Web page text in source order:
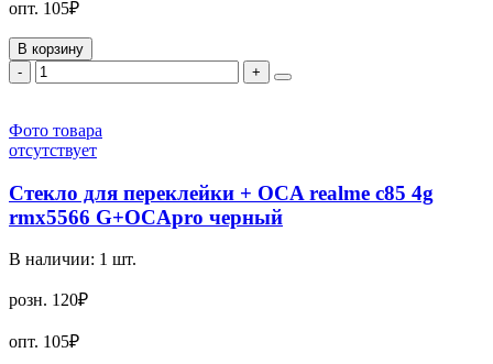
опт. 105₽
В корзину
-
+
Фото товара
отсутствует
Стекло для переклейки + OCA realme c85 4g
rmx5566 G+OCApro черный
В наличии: 1 шт.
розн. 120₽
опт. 105₽